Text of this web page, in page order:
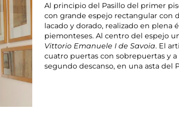
Al principio del Pasillo del primer
con grande espejo rectangular con
lacado y dorado, realizado en plena
piemonteses. Al centro del espejo
Vittorio Emanuele I de Savoia. El
cuatro puertas con sobrepuertas y a
segundo descanso, en una asta del